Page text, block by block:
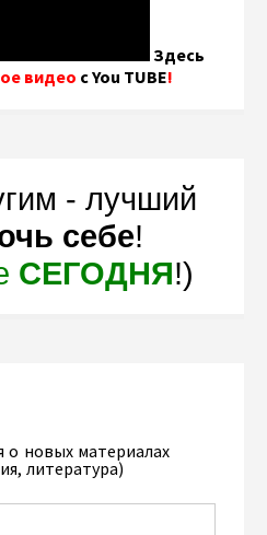
Здесь
видео с You TUBE!
- лучший
себе!
СЕГОДНЯ!)
о новых материалах
литература)